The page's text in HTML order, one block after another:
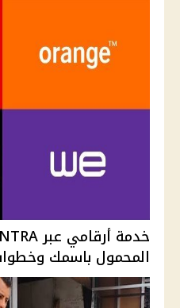
المحمول باسمك